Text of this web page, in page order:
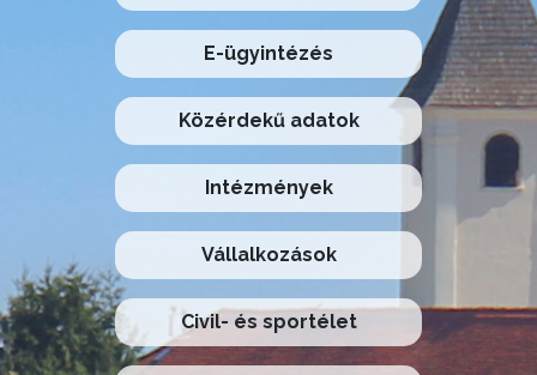
E-ügyintézés
Közérdekű adatok
Intézmények
Vállalkozások
Civil- és sportélet